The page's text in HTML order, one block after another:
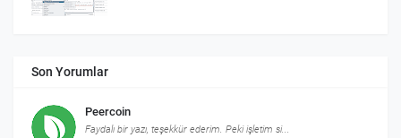
Son Yorumlar
Peercoin
Faydalı bir yazı, teşekkür ederim. Peki işletim si...